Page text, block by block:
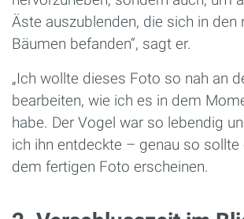
Äste auszublenden, die sich in den
Bäumen befanden“, sagt er.
„Ich wollte dieses Foto so nah an
bearbeiten, wie ich es in dem
habe. Der Vogel war so lebendig
ich ihn entdeckte – genau so sollte
dem fertigen Foto erscheinen.